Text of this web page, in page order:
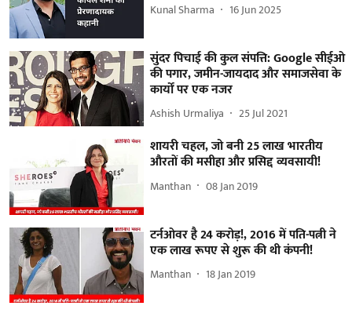
Kunal Sharma 16 Jun 2025
सुंदर पिचाई की कुल संपत्ति: Google सीईओ
की पगार, जमीन-जायदाद और समाजसेवा के
कार्यों पर एक नजर
Ashish Urmaliya 25 Jul 2021
शायरी चहल, जो बनी 25 लाख भारतीय
औरतों की मसीहा और प्रसिद्द व्यवसायी!
Manthan 08 Jan 2019
टर्नओवर है 24 करोड़!, 2016 में पति-पत्नी ने
एक लाख रूपए से शुरू की थी कंपनी!
Manthan 18 Jan 2019